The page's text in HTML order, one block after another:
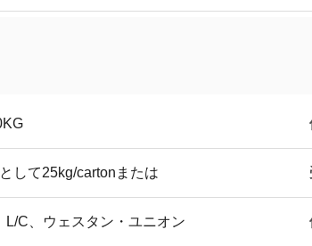
して25kg/cartonまたは
L/C、ウェスタン・ユニオン